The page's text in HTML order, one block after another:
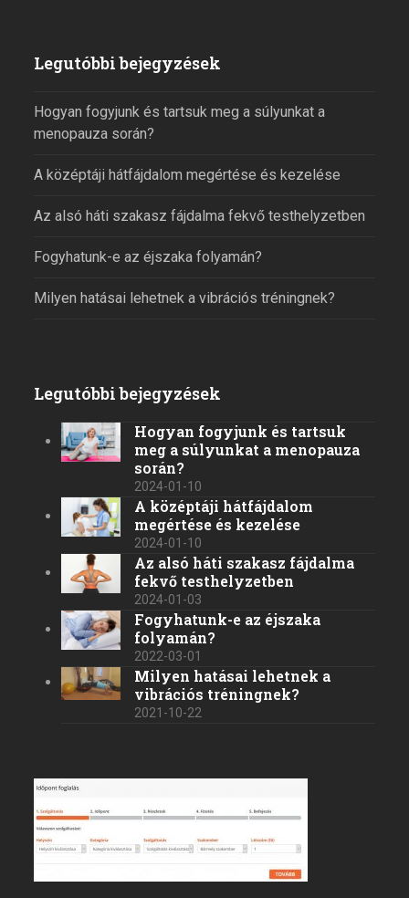
Legutóbbi bejegyzések
Hogyan fogyjunk és tartsuk meg a súlyunkat a
menopauza során?
A középtáji hátfájdalom megértése és kezelése
Az alsó háti szakasz fájdalma fekvő testhelyzetben
Fogyhatunk-e az éjszaka folyamán?
Milyen hatásai lehetnek a vibrációs tréningnek?
Legutóbbi bejegyzések
Hogyan fogyjunk és tartsuk
meg a súlyunkat a menopauza
során?
2024-01-10
A középtáji hátfájdalom
megértése és kezelése
2024-01-10
Az alsó háti szakasz fájdalma
fekvő testhelyzetben
2024-01-03
Fogyhatunk-e az éjszaka
folyamán?
2022-03-01
Milyen hatásai lehetnek a
vibrációs tréningnek?
2021-10-22